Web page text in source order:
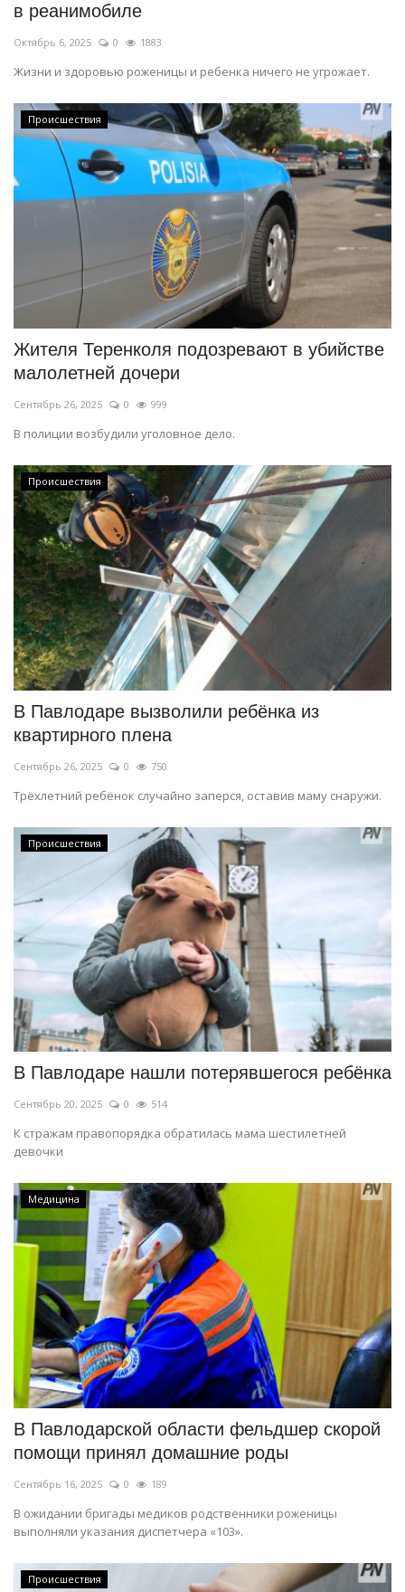
в реанимобиле
Октябрь 6, 2025 0 1883
Жизни и здоровью роженицы и ребенка ничего не угрожает.
Происшествия
Жителя Теренколя подозревают в убийстве
малолетней дочери
Сентябрь 26, 2025 0 999
В полиции возбудили уголовное дело.
Происшествия
В Павлодаре вызволили ребёнка из
квартирного плена
Сентябрь 26, 2025 0 750
Трёхлетний ребёнок случайно заперся, оставив маму снаружи.
Происшествия
В Павлодаре нашли потерявшегося ребёнка
Сентябрь 20, 2025 0 514
К стражам правопорядка обратилась мама шестилетней
девочки
Медицина
В Павлодарской области фельдшер скорой
помощи принял домашние роды
Сентябрь 16, 2025 0 189
В ожидании бригады медиков родственники роженицы
выполняли указания диспетчера «103».
Происшествия